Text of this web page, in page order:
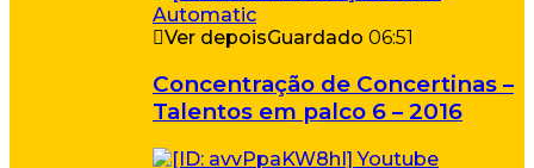
Ver depoisGuardado 06:51
Concentração de Concertinas –
Talentos em palco 6 – 2016